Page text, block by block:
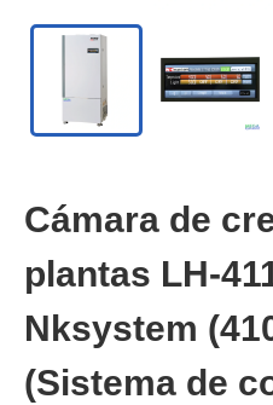
Cámara de
plantas LH-
Nksystem
(Sistema de